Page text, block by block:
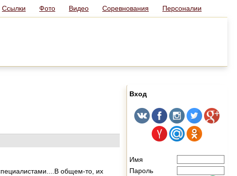
Ссылки Фото Видео Соревнования Персоналии
общем-то, их
Вход
Имя
Пароль